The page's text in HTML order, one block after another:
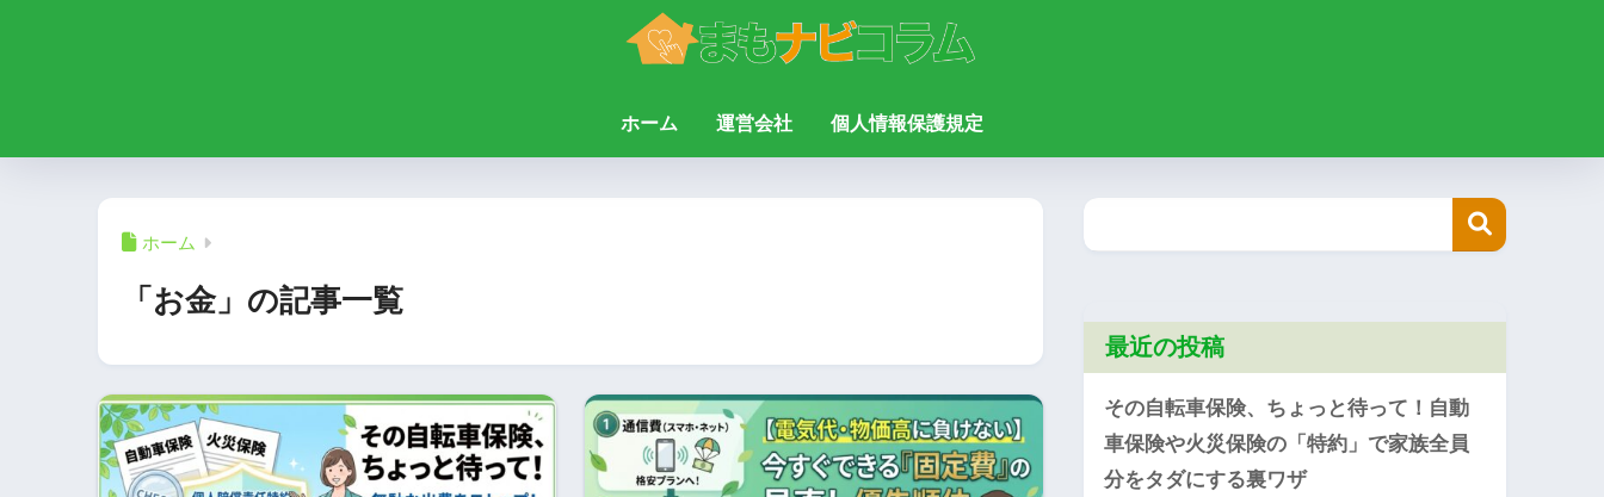
ホーム 運営会社 個人情報保護規定
ホーム
「お金」の記事一覧
最近の投稿
その自転車保険、ちょっと待って！自動
車保険や火災保険の「特約」で家族全員
分をタダにする裏ワザ